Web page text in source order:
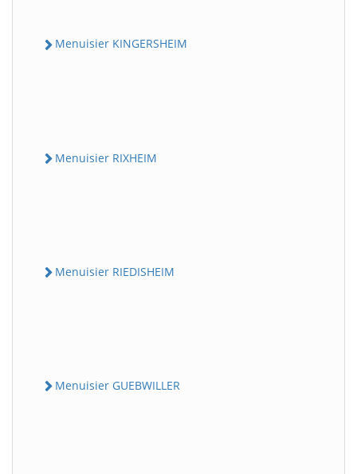
Menuisier KINGERSHEIM
Menuisier RIXHEIM
Menuisier RIEDISHEIM
Menuisier GUEBWILLER